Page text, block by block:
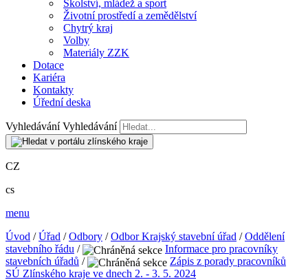
Školství, mládež a sport
Životní prostředí a zemědělství
Chytrý kraj
Volby
Materiály ZZK
Dotace
Kariéra
Kontakty
Úřední deska
Vyhledávání Vyhledávání
CZ
cs
menu
Úvod /Úřad /Odbory /Odbor Krajský stavební úřad /Oddělení
stavebního řádu /
Informace pro pracovníky
stavebních úřadů /
Zápis z porady pracovníků
SÚ Zlínského kraje ve dnech 2. - 3. 5. 2024